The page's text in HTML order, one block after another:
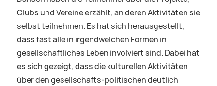
Clubs und Vereine erzählt, an deren Aktivitäten sie
selbst teilnehmen. Es hat sich herausgestellt,
dass fast alle in irgendwelchen Formen in
gesellschaftliches Leben involviert sind. Dabei hat
es sich gezeigt, dass die kulturellen Aktivitäten
über den gesellschafts-politischen deutlich